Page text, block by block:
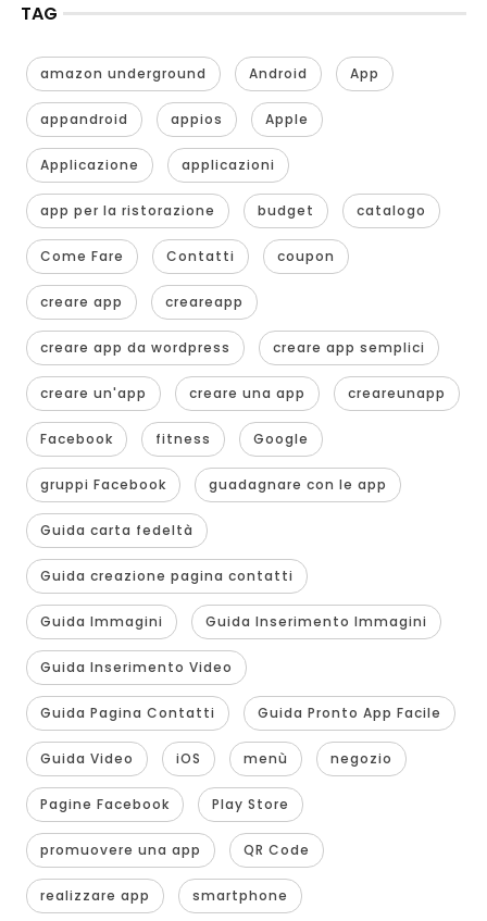
TAG
amazon underground Android App
appandroid appios Apple
Applicazione applicazioni
app per la ristorazione budget catalogo
Come Fare Contatti coupon
creare app creareapp
creare app da wordpress creare app semplici
creare un'app creare una app creareunapp
Facebook fitness Google
gruppi Facebook guadagnare con le app
Guida carta fedeltà
Guida creazione pagina contatti
Guida Immagini Guida Inserimento Immagini
Guida Inserimento Video
Guida Pagina Contatti Guida Pronto App Facile
Guida Video iOS menù negozio
Pagine Facebook Play Store
promuovere una app QR Code
realizzare app smartphone